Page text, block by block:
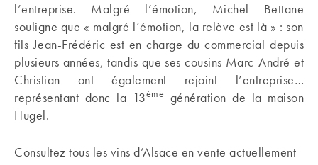
l’entreprise. Malgré l’émotion, Michel Bettane
souligne que « malgré l’émotion, la relève est là » : son
fils Jean-Frédéric est en charge du commercial depuis
plusieurs années, tandis que ses cousins Marc-André et
Christian ont également rejoint l’entreprise…
représentant donc la 13ème génération de la maison
Hugel.
Consultez tous les vins d’Alsace en vente actuellement